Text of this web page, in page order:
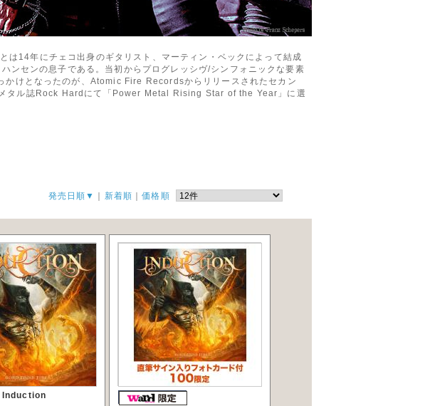
14年にチェコ出身のギタリスト、マーティン・ベックによって結成
ンセンの息子である。当初からプログレッシヴ/シンフォニックな要素
かけとなったのが、Atomic Fire Recordsからリリースされたセカン
タル誌Rock Hardにて「Power Metal Rising Star of the Year」に選
発売日順▼ ｜ 新着順 ｜価格順
Induction